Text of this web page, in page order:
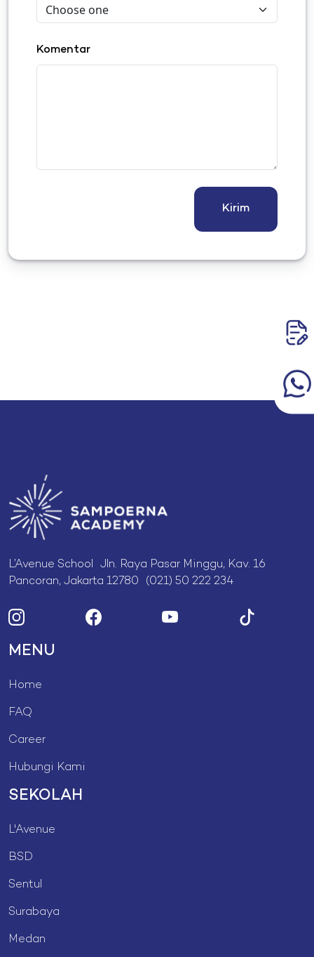
Komentar
Kirim
L’Avenue School Jln. Raya Pasar Minggu, Kav. 16
Pancoran, Jakarta 12780 (021) 50 222 234
MENU
Home
FAQ
Career
Hubungi Kami
SEKOLAH
L'Avenue
BSD
Sentul
Surabaya
Medan